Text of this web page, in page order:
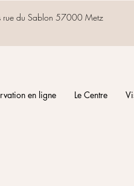
rue du Sablon 57000 Metz
en ligne Le Centre